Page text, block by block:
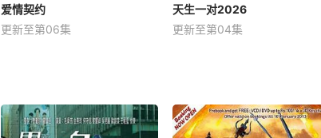
爱情契约
更新至第06集
天生一对2026
更新至第04集